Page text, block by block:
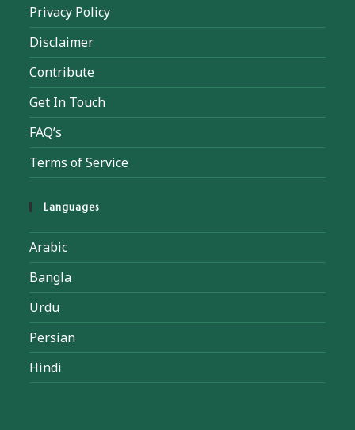
Privacy Policy
Disclaimer
Contribute
Get In Touch
FAQ’s
Terms of Service
Languages
Arabic
Bangla
Urdu
Persian
Hindi